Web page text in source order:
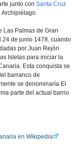
junto con Santa Cruz
Archipiélago.
Las Palmas de Gran
24 de junio 1478, cuando
por Juan Rejón
Isletas para iniciar la
Esta conquista se
barranco de
se denominaría El
parte del actual barrio
en Wikipedia